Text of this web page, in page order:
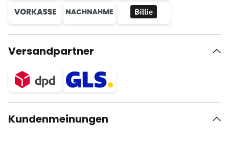
Versandpartner
Kundenmeinungen